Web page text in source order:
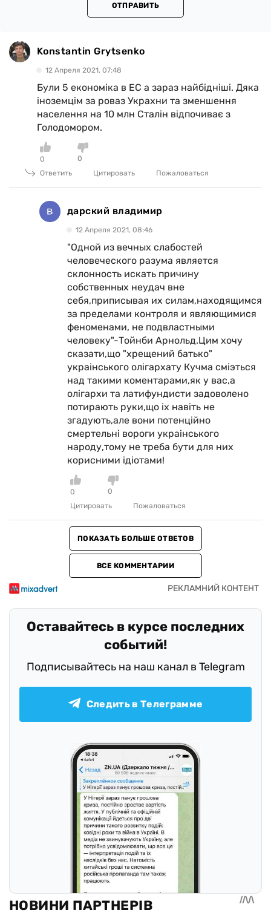
ОТПРАВИТЬ
Konstantin Grytsenko
12 Апреля 2021, 07:48
Були 5 економіка в ЕС а зараз найбідніші. Дяка
іноземцім за роваз Украхни та зменшення
населення на 10 млн Сталін відпочиває з
Голодомором.
0
0
Ответить
Цитировать Пожаловаться
дарский владимир
12 Апреля 2021, 08:46
"Одной из вечных слабостей
человеческого разума является
склонность искать причину
собственных неудач вне
себя,приписывая их силам,находящимся
за пределами контроля и являющимися
феноменами, не подвластными
человеку"-Тойнби Арнольд.Цим хочу
сказати,що "хрещений батько"
украiнського олiгархату Кучма смiэться
над такими коментарами,як у вас,а
олiгархи та латифундисти задоволено
потирають руки,що iх навiть не
згадують,але вони потенцiйно
смертельнi вороги украiнського
народу,тому не треба бути для них
корисними iдiотами!
0
0
Цитировать
Пожаловаться
ПОКАЗАТЬ БОЛЬШЕ ОТВЕТОВ
ВСЕ КОММЕНТАРИИ
Оставайтесь в курсе последних
событий!
Подписывайтесь на наш канал в Telegram
Следить в Телеграмме